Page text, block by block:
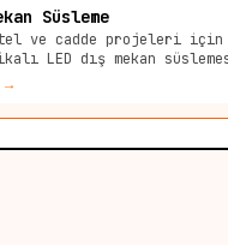
Süsleme
ve cadde projeleri için
LED dış mekan